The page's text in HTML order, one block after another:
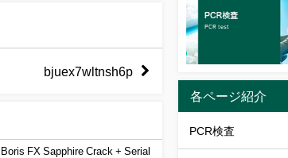
bjuex7wltnsh6p
Boris FX Sapphire Crack + Serial
各ページ紹介
PCR検査